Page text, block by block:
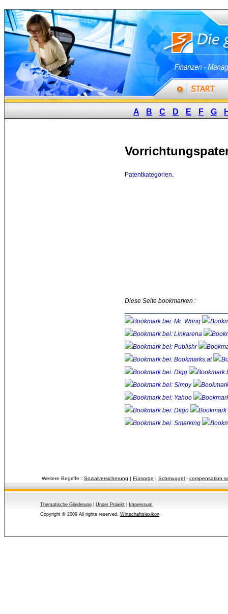
A B C D E F G
Patentkategorien.
Diese Seite bookmarken :
Weitere Begriffe : Sozialversicherung | Fürsorge | Schmuggel | compensation
Thematische Gliederung Unser Projekt
Impressum
Copyright © 2009 All rights reserved. Wirtschaftslexikon